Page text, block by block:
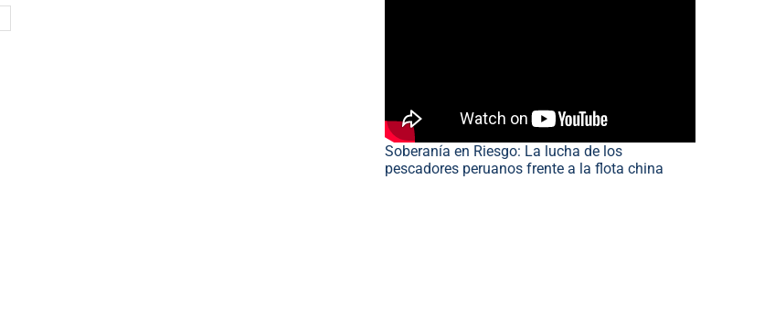
Soberanía en Riesgo: La lucha de los
pescadores peruanos frente a la flota china